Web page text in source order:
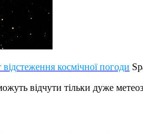
відстеження космічної погоди
відчути тільки дуже